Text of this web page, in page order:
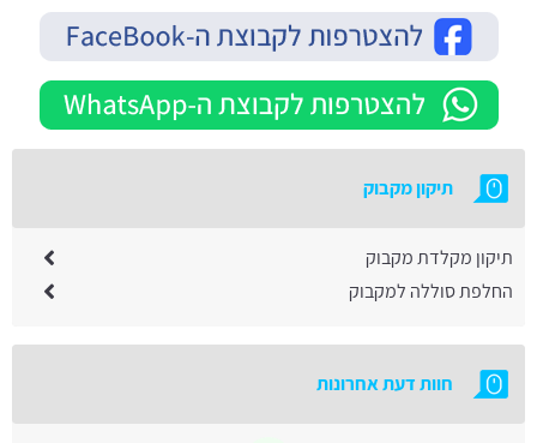
תיקון מקבוק
תיקון מקלדת מקבוק
החלפת סוללה למקבוק
חוות דעת אחרונות